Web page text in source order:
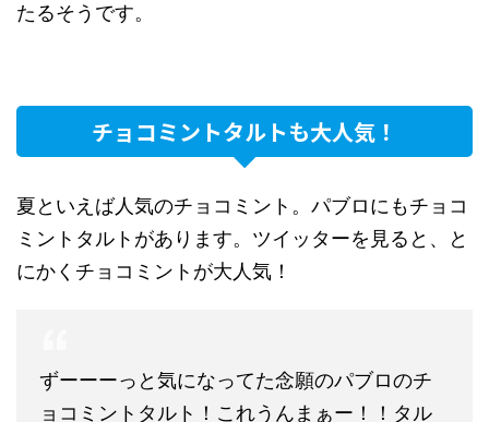
たるそうです。
チョコミントタルトも大人気！
夏といえば人気のチョコミント。パブロにもチョコ
ミントタルトがあります。ツイッターを見ると、と
にかくチョコミントが大人気！
ずーーーっと気になってた念願のパブロのチ
ョコミントタルト！これうんまぁー！！タル